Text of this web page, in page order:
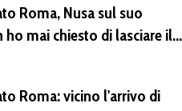
Roma, Nusa sul suo
mai chiesto di lasciare il
ancora al lavoro
Roma: vicino l'arrivo di